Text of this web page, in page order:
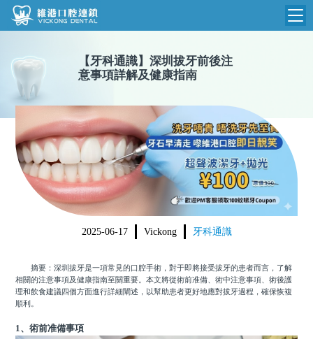
維港首頁
品牌介紹
環境設備
醫院新聞
收費標準
N
收費總表
植牙收費
根管收費
美學收費
箍牙收費
醫生團隊
門診時間
【 牙科通識】 深圳拔牙前後注
意事項詳解及健康指南
2025-06-17 Vickong 牙科通識
摘要：深圳拔牙是一項常見的口腔手術，對于即將接受拔牙的患者而言，了解
相關的注意事項及健康指南至關重要。本文將從術前准備、術中注意事項、術後護
理和飲食建議四個方面進行詳細闡述，以幫助患者更好地應對拔牙過程，確保恢複
順利。
1、術前准備事項